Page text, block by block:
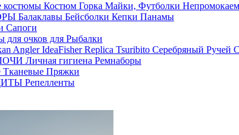
костюмы Костюм Горка Майки, Футболки
Балаклавы Бейсболки Кепки Панамы
Сапоги
для очков для Рыбалки
AnglerIdeaFisherReplica Tsuribito Серебряный Ручей
Личная гигиена Ремнаборы
Тканевые Пряжки
Репелленты